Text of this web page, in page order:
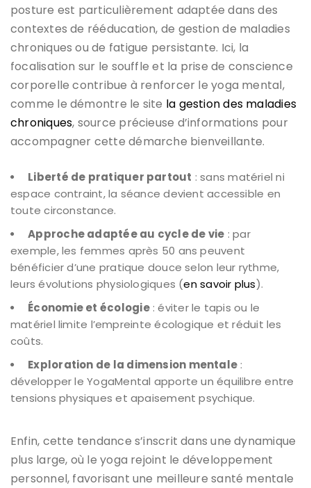
posture est particulièrement adaptée dans des
contextes de rééducation, de gestion de maladies
chroniques ou de fatigue persistante. Ici, la
focalisation sur le souffle et la prise de conscience
corporelle contribue à renforcer le yoga mental,
comme le démontre le site la gestion des maladies
chroniques, source précieuse d’informations pour
accompagner cette démarche bienveillante.
Liberté de pratiquer partout : sans matériel ni
espace contraint, la séance devient accessible en
toute circonstance.
Approche adaptée au cycle de vie : par
exemple, les femmes après 50 ans peuvent
bénéficier d’une pratique douce selon leur rythme,
leurs évolutions physiologiques (en savoir plus).
Économie et écologie: éviter le tapis ou le
matériel limite l’empreinte écologique et réduit les
coûts.
Exploration de la dimension mentale :
développer le YogaMental apporte un équilibre entre
tensions physiques et apaisement psychique.
Enfin, cette tendance s’inscrit dans une dynamique
plus large, où le yoga rejoint le développement
personnel, favorisant une meilleure santé mentale